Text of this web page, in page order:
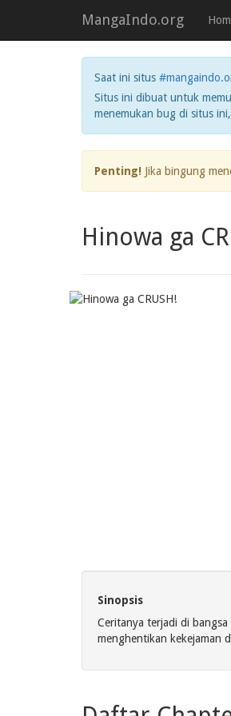
MangaIndo.org
Saat ini situs
Situs ini dibuat untuk
menemukan bug di situs
Penting! Jika bingung
Hinowa ga
Sinopsis
Ceritanya terjadi di
menghentikan kekejaman